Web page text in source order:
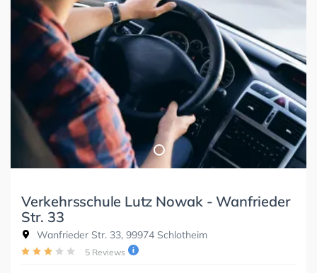
Verkehrsschule Lutz Nowak - Wanfrieder
Str. 33
Wanfrieder Str. 33, 99974 Schlotheim
5 Reviews